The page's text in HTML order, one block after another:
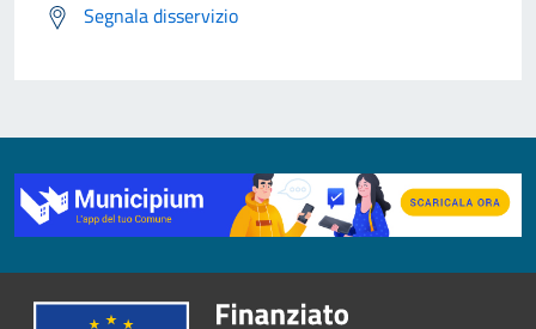
Segnala disservizio